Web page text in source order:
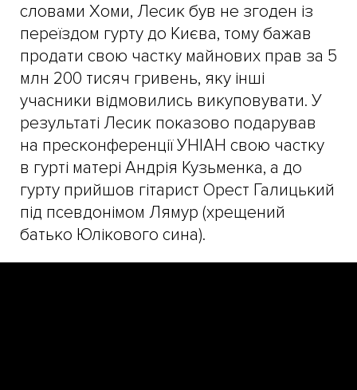
словами Хоми, Лесик був не згоден із
переїздом гурту до Києва, тому бажав
продати свою частку майнових прав за 5
млн 200 тисяч гривень, яку інші
учасники відмовились викуповувати. У
результаті Лесик показово подарував
на пресконференції УНІАН свою частку
в гурті матері Андрія Кузьменка, а до
гурту прийшов гітарист Орест Галицький
під псевдонімом Лямур (хрещений
батько Юлікового сина).